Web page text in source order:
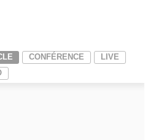
CONFÉRENCE
LIVE